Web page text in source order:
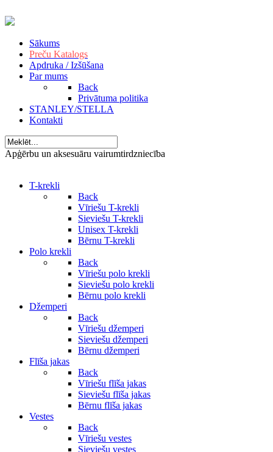
Sākums
Preču Katalogs
Apdruka / Izšūšana
Par mums
Back
Privātuma politika
STANLEY/STELLA
Kontakti
Apģērbu un aksesuāru vairumtirdzniecība
T-krekli
Back
Vīriešu T-krekli
Sieviešu T-krekli
Unisex T-krekli
Bērnu T-krekli
Polo krekli
Back
Vīriešu polo krekli
Sieviešu polo krekli
Bērnu polo krekli
Džemperi
Back
Vīriešu džemperi
Sieviešu džemperi
Bērnu džemperi
Flīša jakas
Back
Vīriešu flīša jakas
Sieviešu flīša jakas
Bērnu flīša jakas
Vestes
Back
Vīriešu vestes
Sieviešu vestes